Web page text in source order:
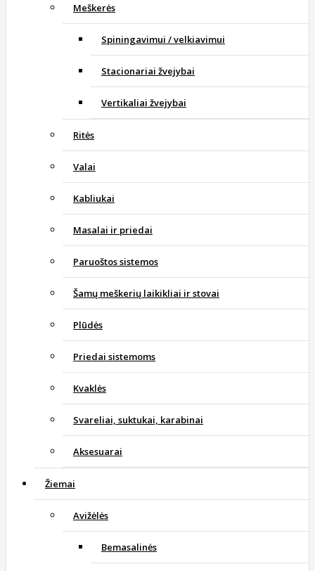
Meškerės
Spiningavimui / velkiavimui
Stacionariai žvejybai
Vertikaliai žvejybai
Ritės
Valai
Kabliukai
Masalai ir priedai
Paruoštos sistemos
Šamų meškerių laikikliai ir stovai
Plūdės
Priedai sistemoms
Kvaklės
Svareliai, suktukai, karabinai
Aksesuarai
Žiemai
Avižėlės
Bemasalinės